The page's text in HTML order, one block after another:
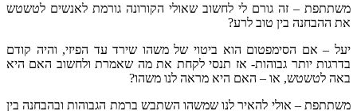
משתתפת – זה גורם לי לחשוב שאולי הקורונה גורמת לאנשים לטשטש
את ההבחנה בין טוב לרע?
יעל – אם הסימפטום הוא ביטוי של משהו שירד עד הפיזי, והיה קודם
בדרגות יותר גבוהות- אז תנסי לקחת את מה שאמרת ולחשוב האם היא
באה לטשטש, או – האם היא מראה לנו משהו?
משתתפת – אולי להאיר לנו שמשהו השתבש ברמת הגבוהות ובהבחנה בין